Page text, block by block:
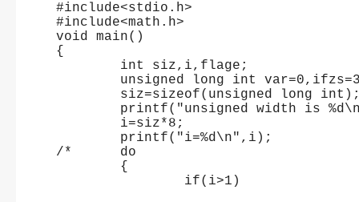
#include<stdio.h>
#include<math.h>
void main()
{
	int siz,i,flage;
unsigned long int
siz=sizeof(unsigned long
printf("unsigned width is
	i=siz*8;
	printf("i=%d\n",i);
/*	do
	{
		if(i>1)